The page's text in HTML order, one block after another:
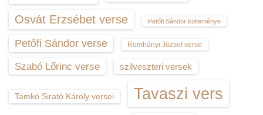
Osvát Erzsébet verse Petőfi Sándor költeménye
Petőfi Sándor verse Romhányi József verse
Szabó Lőrinc verse szilveszteri versek
Tamkó Sirató Károly versei Tavaszi vers